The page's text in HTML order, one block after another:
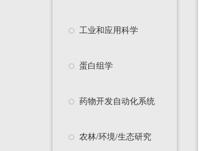
工业和应用科学
蛋白组学
药物开发自动化系统
农林/环境/生态研究